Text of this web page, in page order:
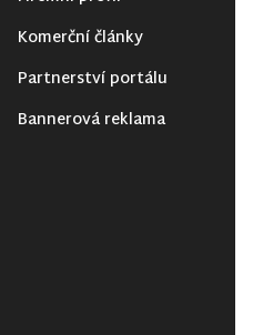
Komerční články
Partnerství portálu
Bannerová reklama